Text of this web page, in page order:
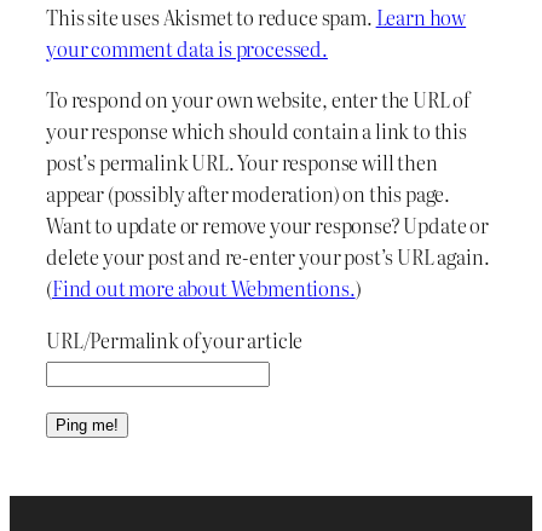
This site uses Akismet to reduce spam. Learn how
your comment data is processed.
To respond on your own website, enter the URL of
your response which should contain a link to this
post’s permalink URL. Your response will then
appear (possibly after moderation) on this page.
Want to update or remove your response? Update or
delete your post and re-enter your post’s URL again.
(Find out more about Webmentions.)
URL/Permalink of your article